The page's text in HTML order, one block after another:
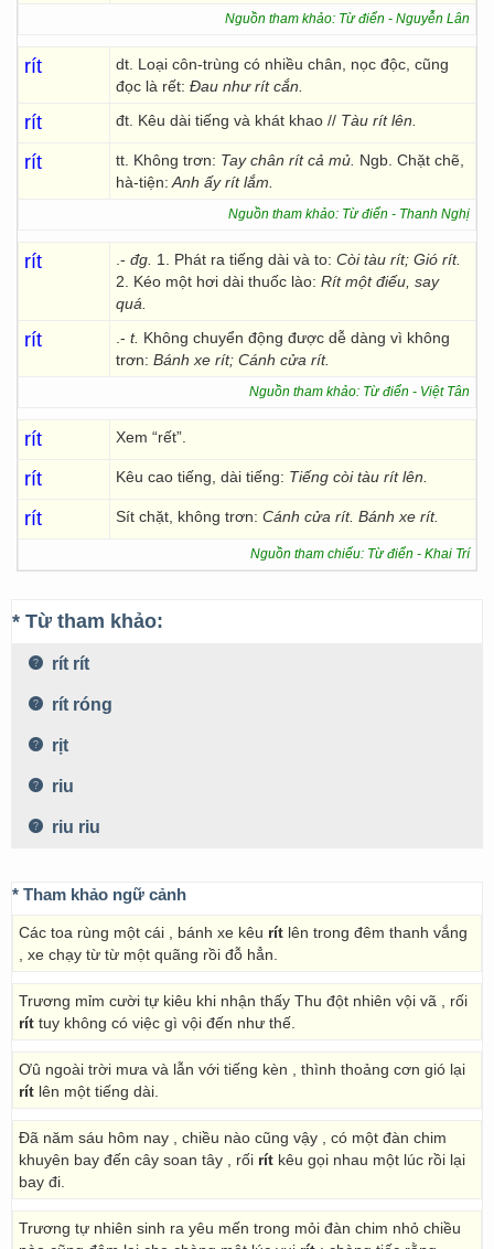
Nguồn tham khảo: Từ điển - Nguyễn Lân
rít
dt. Loại côn-trùng có nhiều chân, nọc độc, cũng
đọc là rết: Đau như rít cắn.
rít đt. Kêu dài tiếng và khát khao // Tàu rít lên.
rít tt. Không trơn: Tay chân rít cả mủ. Ngb. Chặt chẽ,
hà-tiện: Anh ấy rít lắm.
Nguồn tham khảo: Từ điển - Thanh Nghị
rít .- đg. 1. Phát ra tiếng dài và to: Còi tàu rít; Gió rít.
2. Kéo một hơi dài thuốc lào: Rít một điếu, say
quá.
rít .- t. Không chuyển động được dễ dàng vì không
trơn: Bánh xe rít; Cánh cửa rít.
Nguồn tham khảo: Từ điển - Việt Tân
rít Xem “rết”.
rít Kêu cao tiếng, dài tiếng: Tiếng còi tàu rít lên.
rít Sít chặt, không trơn: Cánh cửa rít. Bánh xe rít.
Nguồn tham chiếu: Từ điển - Khai Trí
* Từ tham khảo:
rít rít
rít róng
rịt
riu
riu riu
* Tham khảo ngữ cảnh
Các toa rùng một cái , bánh xe kêu rít lên trong đêm thanh vắng
, xe chạy từ từ một quãng rồi đỗ hẳn.
Trương mỉm cười tự kiêu khi nhận thấy Thu đột nhiên vội vã , rối
rít tuy không có việc gì vội đến như thế.
Ơû ngoài trời mưa và lẫn với tiếng kèn , thình thoảng cơn gió lại
rít lên một tiếng dài.
Đã năm sáu hôm nay , chiều nào cũng vậy , có một đàn chim
khuyên bay đến cây soan tây , rối rít kêu gọi nhau một lúc rồi lại
bay đi.
Trương tự nhiên sinh ra yêu mến trong mỏi đàn chim nhỏ chiều